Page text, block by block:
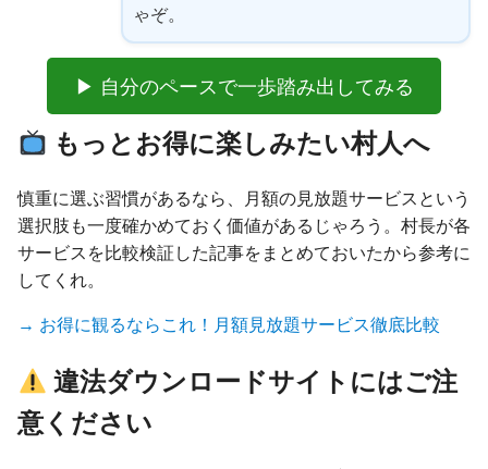
ゃぞ。
▶ 自分のペースで一歩踏み出してみる
もっとお得に楽しみたい村人へ
慎重に選ぶ習慣があるなら、月額の見放題サービスという
選択肢も一度確かめておく価値があるじゃろう。村長が各
サービスを比較検証した記事をまとめておいたから参考に
してくれ。
→ お得に観るならこれ！月額見放題サービス徹底比較
違法ダウンロードサイトにはご注
意ください